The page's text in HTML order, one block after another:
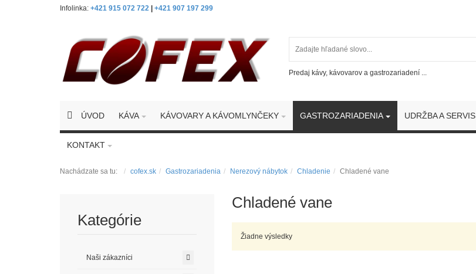
Infolinka: +421 915 072 722 +421 907 197 299
Predaj kávy, kávovarov a gastrozariadení ...
ÚVOD KÁVA KÁVOVARY A KÁVOMLYNČEKY GASTROZARIADENIA UDRŽBA A SERVIS
KONTAKT
Nachádzate sa tu: cofex.sk Gastrozariadenia Nerezový nábytok Chladenie Chladené vane
Chladené vane
Žiadne výsledky
Kategórie
Naši zákazníci